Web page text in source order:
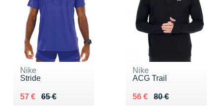
Nike
Stride
65 €
Au lieu de 65 €
57 €
Vendu 57 €
Nike
ACG Trail
80 €
Au lieu de 80 €
56 €
Vendu 56 €